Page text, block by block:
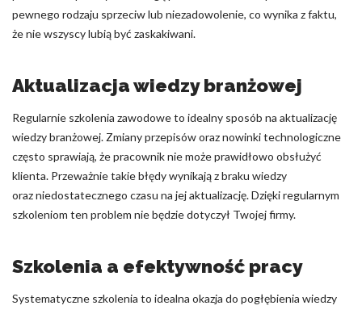
pewnego rodzaju sprzeciw lub niezadowolenie, co wynika z faktu,
że nie wszyscy lubią być zaskakiwani.
Aktualizacja wiedzy branżowej
Regularnie szkolenia zawodowe to idealny sposób na aktualizację
wiedzy branżowej. Zmiany przepisów oraz nowinki technologiczne
często sprawiają, że pracownik nie może prawidłowo obsłużyć
klienta. Przeważnie takie błędy wynikają z braku wiedzy
oraz niedostatecznego czasu na jej aktualizację. Dzięki regularnym
szkoleniom ten problem nie będzie dotyczył Twojej firmy.
Szkolenia a efektywność pracy
Systematyczne szkolenia to idealna okazja do pogłębienia wiedzy